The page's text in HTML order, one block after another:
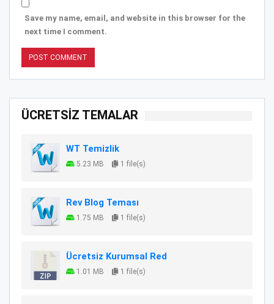
Save my name, email, and website in this browser for the
next time I comment.
ÜCRETSİZ TEMALAR
WT Temizlik
5.23 MB 1 file(s)
Rev Blog Teması
1.75 MB 1 file(s)
Ücretsiz Kurumsal Red
1.01 MB 1 file(s)